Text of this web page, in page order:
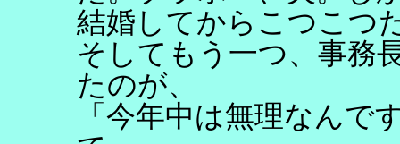
結婚してからこつこつ
そしてもう一つ、事務
たのが、
「今年中は無理なんで